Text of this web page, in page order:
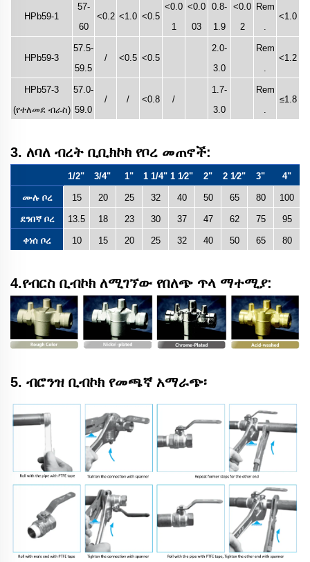
HPb59-1
57-
60
<0.2 <1.0 <0.5
<0.0
1
<0.0
03
0.8-
1.9
<0.0
2
Rem
<1.0
HPb59-3
57.5-
59.5
/ <0.5 <0.5
2.0-
3.0
Rem
<1.2
HPb57-3
(የተለመደ ብራስ)
57.0-
59.0
/ / <0.8 /
1.7-
3.0
Rem
≤1.8
3. ለባለ ብረት ቢቢክኮክ የቦረ መጠኖች:
1/2" 3/4" 1" 1 1/4" 1 1⁄2" 2" 2 1⁄2" 3" 4"
ሙሉ ቦረ 15 20 25 32 40 50 65 80 100
ደንበኛ ቦረ 13.5 18 23 30 37 47 62 75 95
ቀነሰ ቦረ 10 15 20 25 32 40 50 65 80
4.የብርስ ቢብኮክ ለሚገኘው የበለጭ ጥላ ማተሚያ:
5. ብሮንዝ ቢብኮክ የመጫኛ አማራጭ፡